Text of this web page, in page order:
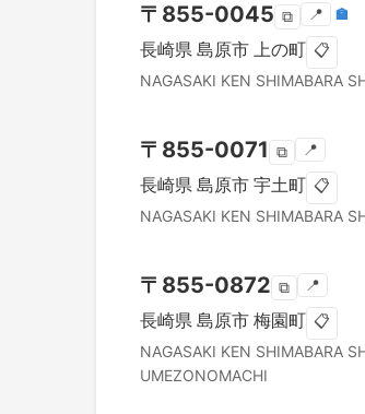
〒 855-0045 ⧉ 📍 🏣
長崎県 島原市 上の町 📋
NAGASAKI KEN SHIMABARA
〒 855-0071 ⧉ 📍
長崎県 島原市 宇土町 📋
NAGASAKI KEN SHIMABARA
〒 855-0872 ⧉ 📍
長崎県 島原市 梅園町 📋
NAGASAKI KEN SHIMABARA
UMEZONOMACHI